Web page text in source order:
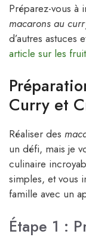
Préparez-vous à
macarons au
d’autres astuces
article sur les
Curry et
Réaliser des
un défi, mais je
culinaire
simples, et vous
famille avec un
Étape 1 :